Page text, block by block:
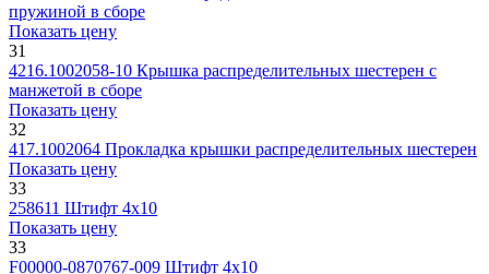
пружиной в сборе
Показать цену
31
4216.1002058-10 Крышка распределительных шестерен с
манжетой в сборе
Показать цену
32
417.1002064 Прокладка крышки распределительных шестерен
Показать цену
33
258611 Штифт 4х10
Показать цену
33
F00000-0870767-009 Штифт 4х10